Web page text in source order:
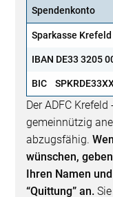
Spendenkonto
Sparkasse Krefeld
IBAN DE33 3205
BIC
Der ADFC
gemeinnützig
abzugsfähig.
wünschen,
Ihren Namen
“Quittung” an.